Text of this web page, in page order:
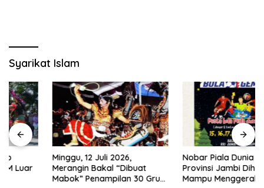
Syarikat Islam
Minggu, 12 Juli 2026,
Merangin Bakal “Dibuat
Mabok” Penampilan 30 Grup
Nobar Piala Dunia 2026 di
Provinsi Jambi Diharapkan
Mampu Menggerakkan